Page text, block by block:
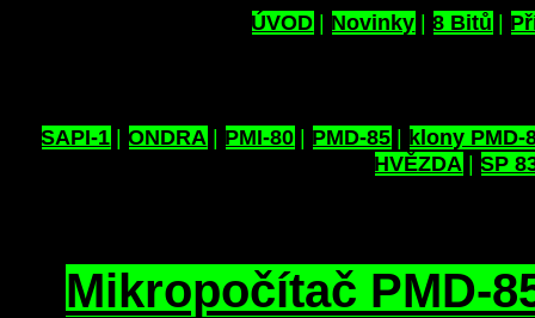
ÚVOD Novinky 8 Bitů
SAPI-1 ONDRA PMI-80 PMD-85
klony PMD-
HVĚZDA
SP
Mikropočítač PMD-